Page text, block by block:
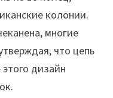
колонии.
многие
что цепь
дизайн